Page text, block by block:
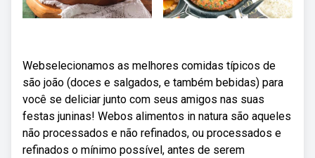
Webselecionamos as melhores comidas típicos de
são joão (doces e salgados, e também bebidas) para
você se deliciar junto com seus amigos nas suas
festas juninas! Webos alimentos in natura são aqueles
não processados e não refinados, ou processados e
refinados o mínimo possível, antes de serem